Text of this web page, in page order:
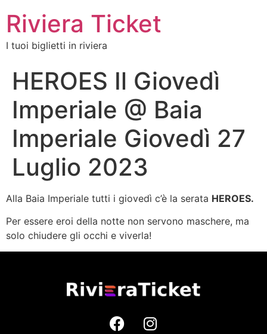
Riviera Ticket
I tuoi biglietti in riviera
HEROES Il Giovedì
Imperiale @ Baia
Imperiale Giovedì 27
Luglio 2023
Alla Baia Imperiale tutti i giovedì c’è la serata HEROES.
Per essere eroi della notte non servono maschere, ma
solo chiudere gli occhi e viverla!